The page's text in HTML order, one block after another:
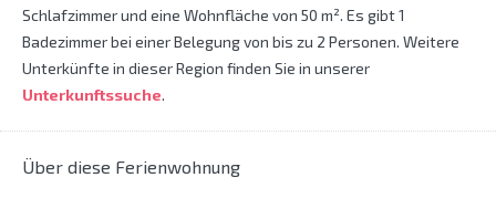
Schlafzimmer und eine Wohnfläche von 50 m². Es gibt 1
Badezimmer bei einer Belegung von bis zu 2 Personen. Weitere
Unterkünfte in dieser Region finden Sie in unserer
Unterkunftssuche.
Über diese Ferienwohnung